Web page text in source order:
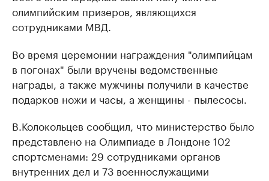
олимпийским призеров, являющихся
сотрудниками МВД.
Во время церемонии награждения "олимпийцам
в погонах" были вручены ведомственные
награды, а также мужчины получили в качестве
подарков ножи и часы, а женщины - пылесосы.
В.Колокольцев сообщил, что министерство было
представлено на Олимпиаде в Лондоне 102
спортсменами: 29 сотрудниками органов
внутренних дел и 73 военнослужащими